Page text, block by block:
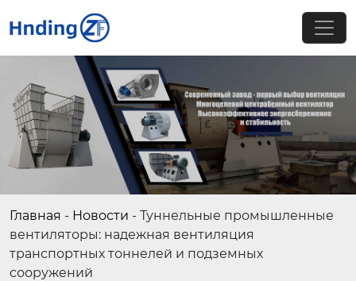
Главная - Новости - Туннельные промышленные
вентиляторы: надежная вентиляция
транспортных тоннелей и подземных
сооружений